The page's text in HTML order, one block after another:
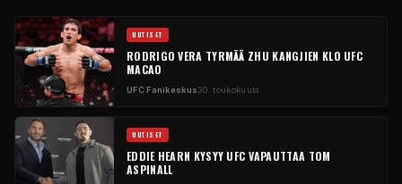
UUTISET
RODRIGO VERA TYRMÄÄ ZHU KANGJIEN KLO UFC
MACAO
UFCFanikeskus30. toukokuuta
UUTISET
EDDIE HEARN KYSYY UFC VAPAUTTAA TOM
ASPINALL